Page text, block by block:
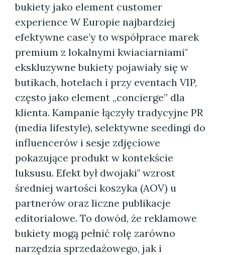
bukiety jako element customer
experience W Europie najbardziej
efektywne case’y to współprace marek
premium z lokalnymi kwiaciarniami"
ekskluzywne bukiety pojawiały się w
butikach, hotelach i przy eventach VIP,
często jako element „concierge” dla
klienta. Kampanie łączyły tradycyjne PR
(media lifestyle), selektywne seedingi do
influencerów i sesje zdjęciowe
pokazujące produkt w kontekście
luksusu. Efekt był dwojaki" wzrost
średniej wartości koszyka (AOV) u
partnerów oraz liczne publikacje
editorialowe. To dowód, że reklamowe
bukiety mogą pełnić rolę zarówno
narzędzia sprzedażowego, jak i